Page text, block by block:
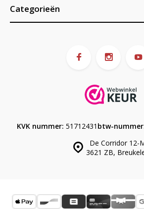
Categorieën
De Corridor 12-
3621 ZB,
KVK nummer: 51712431 btw-